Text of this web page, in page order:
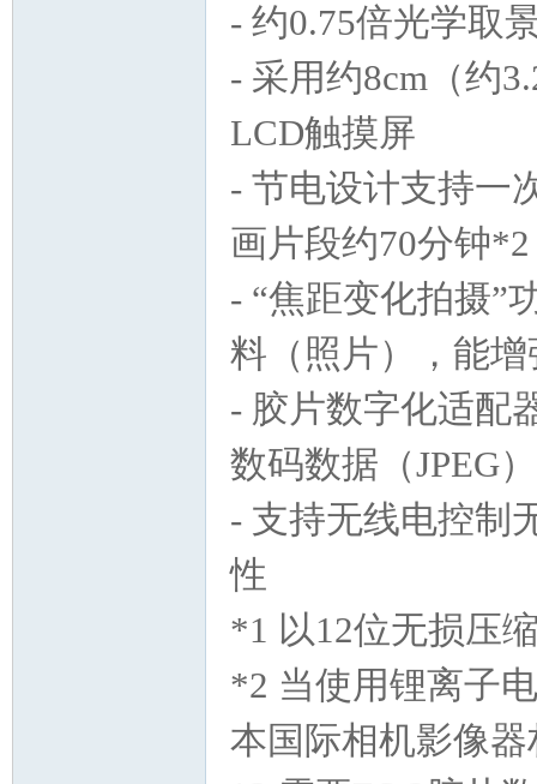
- 约0.75倍光学取
- 采用约8cm（约
LCD触摸屏
- 节电设计支持一
画片段约70分钟
- “焦距变化拍摄”
料（照片），能
- 胶片数字化适配
数码数据（JPEG
- 支持无线电控制
性
*1 以12位无损压
*2 当使用锂离子
本国际相机影像